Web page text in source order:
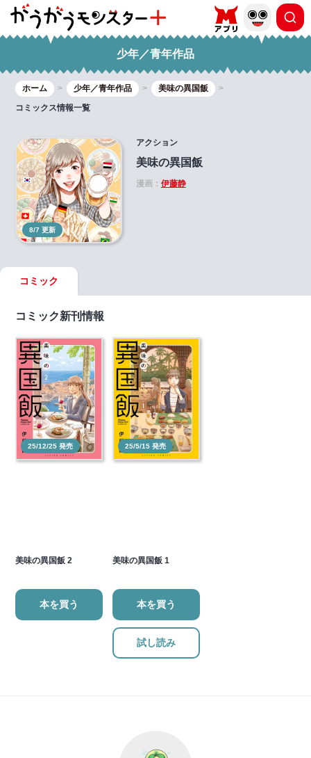
少年／青年作品
ホーム 少年／青年作品
美味の異国飯
コミックス情報一覧
8/7 更新
アクション
美味の異国飯
漫画： 伊藤静
コミック
コミック新刊情報
25/12/25 発売
美味の異国飯 2
本を買う
25/5/15 発売
美味の異国飯 1
本を買う
試し読み